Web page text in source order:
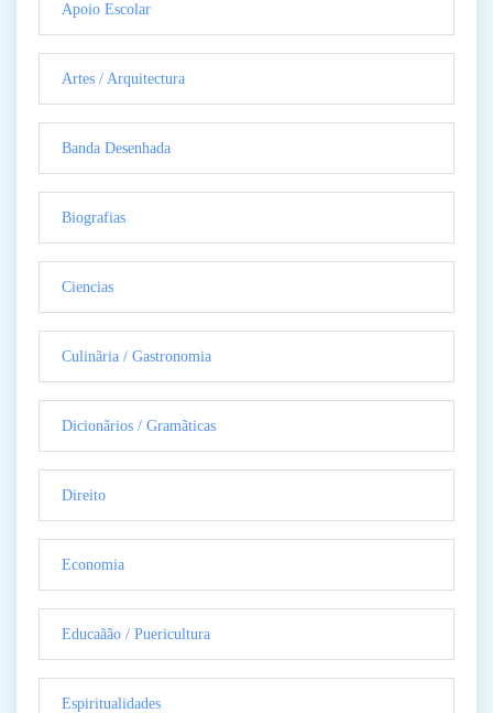
Apoio Escolar
Artes / Arquitectura
Banda Desenhada
Biografias
Ciencias
Culinãria / Gastronomia
Dicionãrios / Gramãticas
Direito
Economia
Educaãão / Puericultura
Espiritualidades